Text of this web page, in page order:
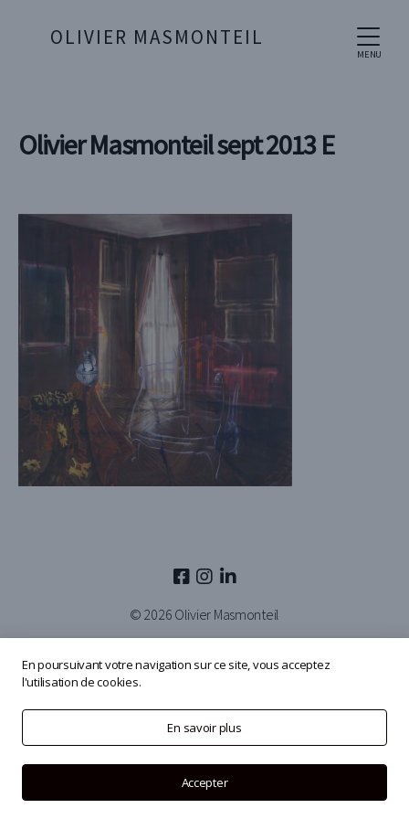
MENU
OLIVIER MASMONTEIL
Olivier Masmonteil sept 2013 E
© 2026 Olivier Masmonteil
En poursuivant votre navigation sur ce site, vous acceptez
l'utilisation de cookies.
En savoir plus
Accepter